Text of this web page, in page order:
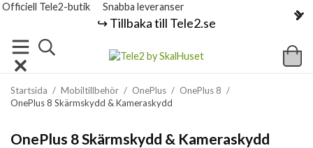
Officiell Tele2-butik Snabba leveranser
↪️ Tillbaka till Tele2.se
Startsida / Mobiltillbehör / OnePlus / OnePlus 8 /
OnePlus 8 Skärmskydd & Kameraskydd
OnePlus 8 Skärmskydd & Kameraskydd